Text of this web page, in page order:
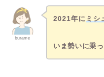
burame
2021年に ミシ
いま勢いに乗